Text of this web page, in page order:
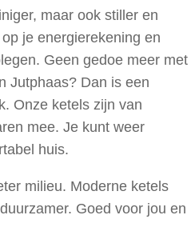
maar ook stiller en
je energierekening en
Geen gedoe meer met
Jutphaas? Dan is een
Onze ketels zijn van
mee. Je kunt weer
huis.
milieu. Moderne ketels
Goed voor jou en